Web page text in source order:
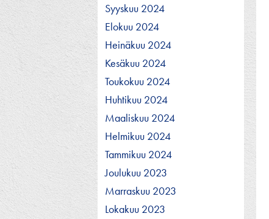
Syyskuu 2024
Elokuu 2024
Heinäkuu 2024
Kesäkuu 2024
Toukokuu 2024
Huhtikuu 2024
Maaliskuu 2024
Helmikuu 2024
Tammikuu 2024
Joulukuu 2023
Marraskuu 2023
Lokakuu 2023